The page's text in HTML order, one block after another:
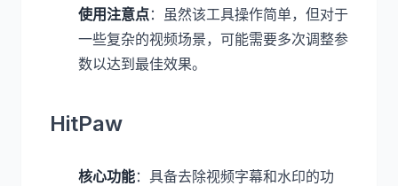
使用注意点：虽然该工具操作简单，但对于
一些复杂的视频场景，可能需要多次调整参
数以达到最佳效果。
HitPaw
核心功能：具备去除视频字幕和水印的功